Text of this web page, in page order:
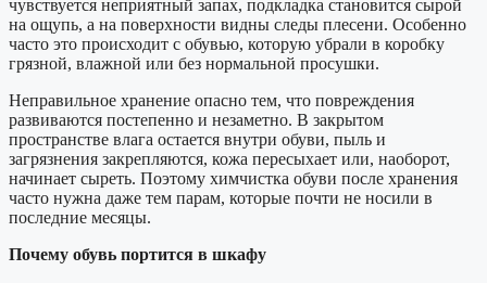
чувствуется неприятный запах, подкладка становится сырой
на ощупь, а на поверхности видны следы плесени. Особенно
часто это происходит с обувью, которую убрали в коробку
грязной, влажной или без нормальной просушки.
Неправильное хранение опасно тем, что повреждения
развиваются постепенно и незаметно. В закрытом
пространстве влага остается внутри обуви, пыль и
загрязнения закрепляются, кожа пересыхает или, наоборот,
начинает сыреть. Поэтому химчистка обуви после хранения
часто нужна даже тем парам, которые почти не носили в
последние месяцы.
Почему обувь портится в шкафу